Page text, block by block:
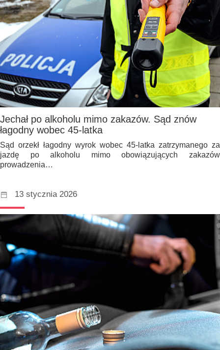
Jechał po alkoholu mimo zakazów. Sąd znów
łagodny wobec 45-latka
Sąd orzekł łagodny wyrok wobec 45-latka zatrzymanego za
jazdę po alkoholu mimo obowiązujących zakazów
prowadzenia…
13 stycznia 2026